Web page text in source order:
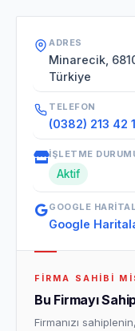
ADRES
Minarecik,
Türkiye
TELEFON
(0382) 213 42
İŞLETME
Aktif
GOOGLE
Google
FIRMA SAHIBI
Bu Firmayı
Firmanızı